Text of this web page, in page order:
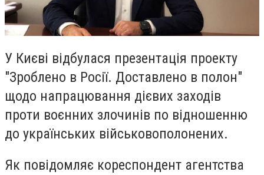
У Києві відбулася презентація проекту
"Зроблено в Росії. Доставлено в полон"
щодо напрацювання дієвих заходів
проти воєнних злочинів по відношенню
до українських військовополонених.
Як повідомляє кореспондент агентства